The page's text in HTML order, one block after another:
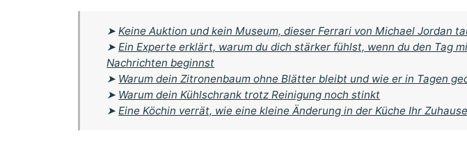
➤Keine Auktion und kein Museum, dieser Ferrari von Michael Jordan
➤Ein Experte erklärt, warum du dich stärker fühlst, wenn du den Tag
Nachrichten beginnst
➤ Warum dein Zitronenbaum ohne Blätter bleibt und wie er in Tagen
➤ Warum dein Kühlschrank trotz Reinigung noch stinkt
➤Eine Köchin verrät, wie eine kleine Änderung in der Küche Ihr